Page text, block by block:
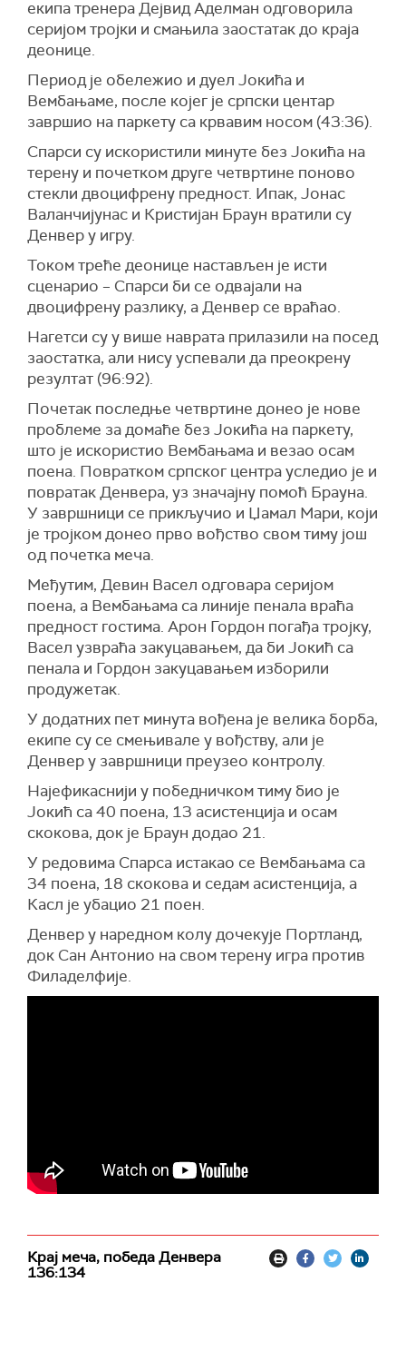
екипа тренераДејвид Аделман одговорила
серијом тројки и смањила заостатак до краја
деонице.
Период је обележио и дуел Јокића и
Вембањаме, после којег је српски центар
завршио на паркету са крвавим носом (43:36).
Спарси су искористили минуте без Јокића на
терену и почетком друге четвртине поново
стекли двоцифрену предност. Ипак, Јонас
Валанчијунас и Кристијан Браун вратили су
Денвер у игру.
Током треће деонице настављен је исти
сценарио – Спарси би се одвајали на
двоцифрену разлику, а Денвер се враћао.
Нагетси су у више наврата прилазили на посед
заостатка, али нису успевали да преокрену
резултат (96:92).
Почетак последње четвртине донео је нове
проблеме за домаће без Јокића на паркету,
што је искористио Вембањама и везао осам
поена. Повратком српског центра уследио је и
повратак Денвера, уз значајну помоћ Брауна.
У завршници се прикључио и Џамал Мари, који
је тројком донео прво вођство свом тиму још
од почетка меча.
Међутим, Девин Васел одговара серијом
поена, а Вембањама са линије пенала враћа
предност гостима. Арон Гордон погађа тројку,
Васел узвраћа закуцавањем, да би Јокић са
пенала и Гордон закуцавањем изборили
продужетак.
У додатних пет минута вођена је велика борба,
екипе су се смењивале у вођству, али је
Денвер у завршници преузео контролу.
Најефикаснији у победничком тиму био је
Јокић са 40 поена, 13 асистенција и осам
скокова, док је Браун додао 21.
У редовима Спарса истакао се Вембањама са
34 поена, 18 скокова и седам асистенција, а
Касл је убацио 21 поен.
Денвер у наредном колу дочекује Портланд,
док Сан Антонио на свом терену игра против
Филаделфијe.
Крај меча, победа Денвера
136:134